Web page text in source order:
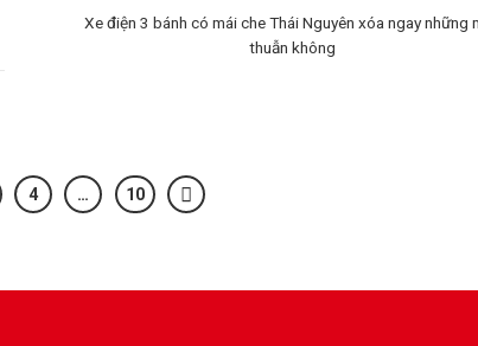
Xe điện 3 bánh có mái che Thái Nguyên xóa ngay những
thuẫn không
4 … 10